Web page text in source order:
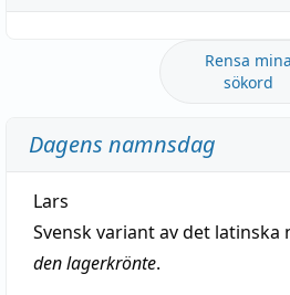
Rensa mina
sökord
Dagens namnsdag
Lars
Svensk variant av det latinska
den lagerkrönte.